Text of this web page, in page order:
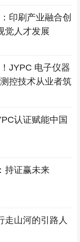
印刷产业融合创
觉人才发展
JYPC 电子仪器
控技术从业者筑
认证赋能中国
持证赢未来
走山河的引路人